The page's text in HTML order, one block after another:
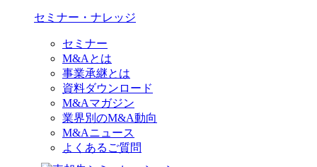
セミナー・ナレッジ
セミナー
M&Aとは
事業承継とは
資料ダウンロード
M&Aマガジン
業界別のM&A動向
M&Aニュース
よくあるご質問